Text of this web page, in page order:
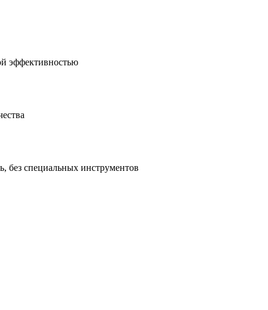
эффективностью
без специальных инструментов